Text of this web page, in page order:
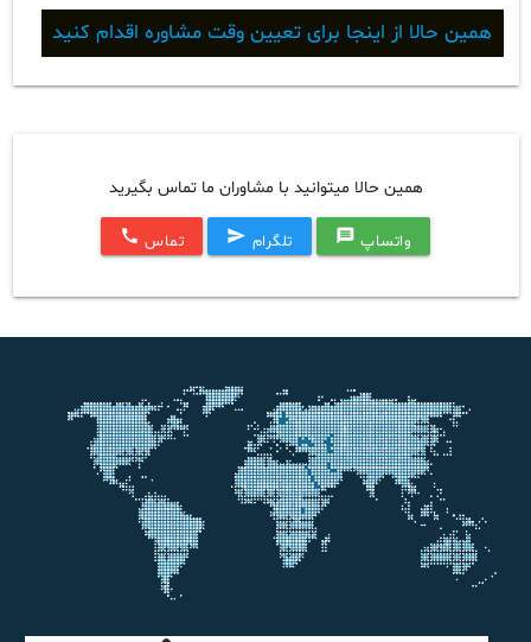
همین حالا از اینجا برای تعیین وقت مشاوره اقدام کنید
همین حالا میتوانید با مشاوران ما تماس بگیرید
واتساپ message تلگرام send تماس call